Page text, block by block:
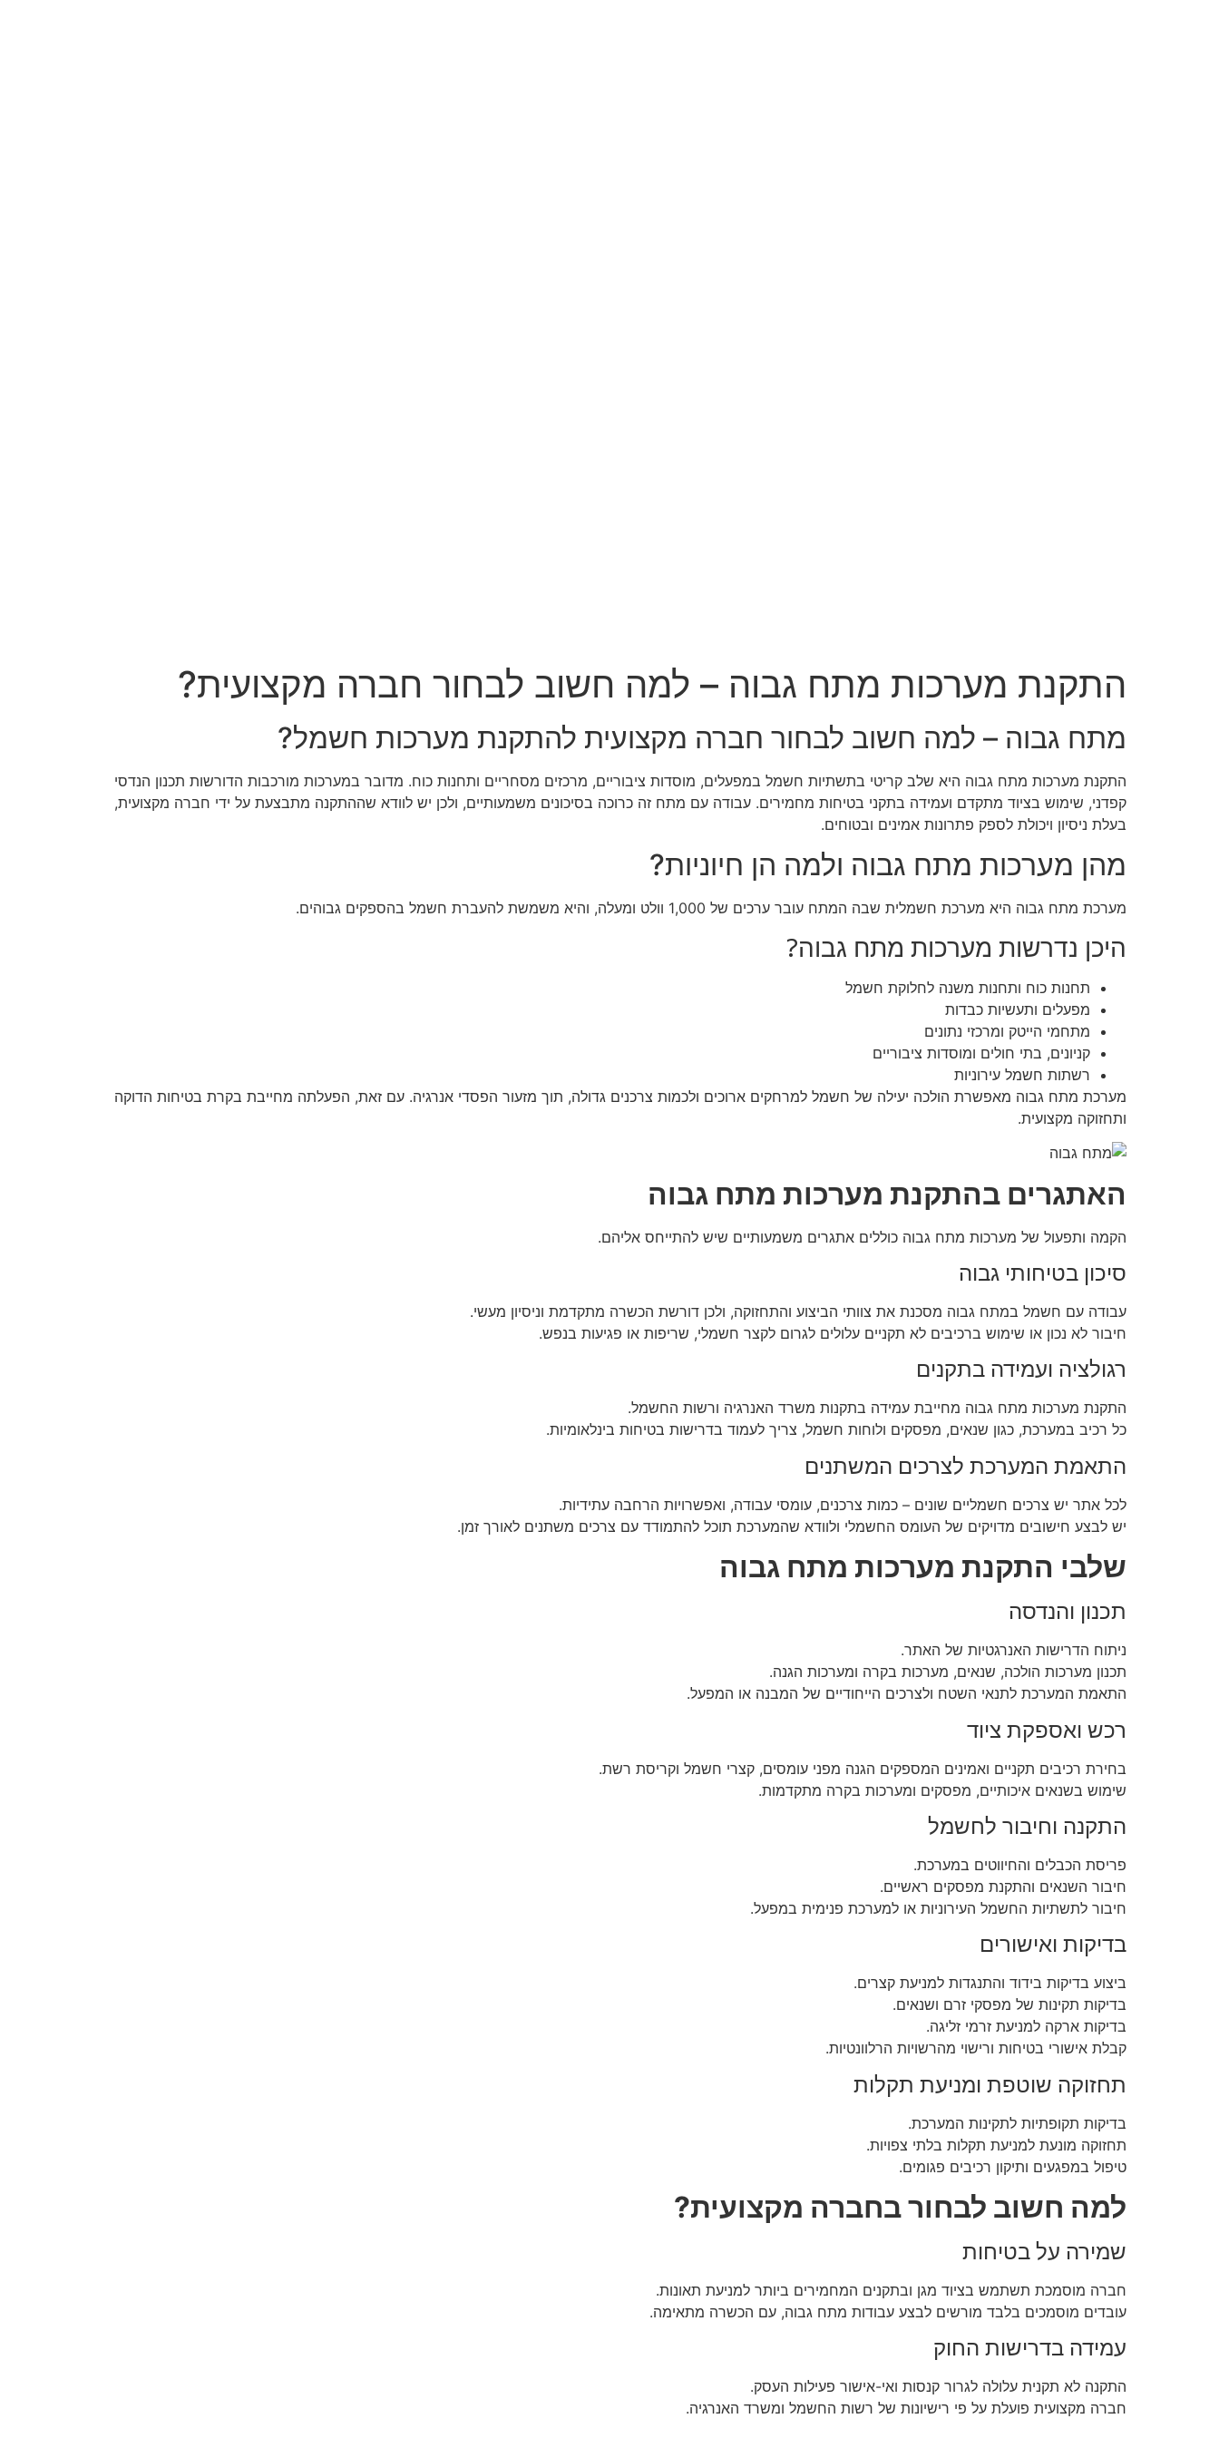
התקנת מערכות מתח גבוה – למה חשוב לבחור חברה מקצועית?
מתח גבוה – למה חשוב לבחור חברה מקצועית להתקנת מערכות חשמל?
התקנת מערכות מתח גבוה היא שלב קריטי בתשתיות חשמל במפעלים, מוסדות ציבוריים, מרכזים מסחריים ותחנות כוח. מדובר במערכות מורכבות הדורשות תכנון הנדסי
קפדני, שימוש בציוד מתקדם ועמידה בתקני בטיחות מחמירים. עבודה עם מתח זה כרוכה בסיכונים משמעותיים, ולכן יש לוודא שההתקנה מתבצעת על ידי חברה מקצועית,
בעלת ניסיון ויכולת לספק פתרונות אמינים ובטוחים.
מהן מערכות מתח גבוה ולמה הן חיוניות?
מערכת מתח גבוה היא מערכת חשמלית שבה המתח עובר ערכים של 1,000 וולט ומעלה, והיא משמשת להעברת חשמל בהספקים גבוהים.
היכן נדרשות מערכות מתח גבוה?
תחנות כוח ותחנות משנה לחלוקת חשמל
מפעלים ותעשיות כבדות
מתחמי הייטק ומרכזי נתונים
קניונים, בתי חולים ומוסדות ציבוריים
רשתות חשמל עירוניות
מערכת מתח גבוה מאפשרת הולכה יעילה של חשמל למרחקים ארוכים ולכמות צרכנים גדולה, תוך מזעור הפסדי אנרגיה. עם זאת, הפעלתה מחייבת בקרת בטיחות הדוקה
ותחזוקה מקצועית.
האתגרים בהתקנת מערכות מתח גבוה
הקמה ותפעול של מערכות מתח גבוה כוללים אתגרים משמעותיים שיש להתייחס אליהם.
סיכון בטיחותי גבוה
עבודה עם חשמל במתח גבוה מסכנת את צוותי הביצוע והתחזוקה, ולכן דורשת הכשרה מתקדמת וניסיון מעשי.
חיבור לא נכון או שימוש ברכיבים לא תקניים עלולים לגרום לקצר חשמלי, שריפות או פגיעות בנפש.
רגולציה ועמידה בתקנים
התקנת מערכות מתח גבוה מחייבת עמידה בתקנות משרד האנרגיה ורשות החשמל.
כל רכיב במערכת, כגון שנאים, מפסקים ולוחות חשמל, צריך לעמוד בדרישות בטיחות בינלאומיות.
התאמת המערכת לצרכים המשתנים
לכל אתר יש צרכים חשמליים שונים – כמות צרכנים, עומסי עבודה, ואפשרויות הרחבה עתידיות.
יש לבצע חישובים מדויקים של העומס החשמלי ולוודא שהמערכת תוכל להתמודד עם צרכים משתנים לאורך זמן.
שלבי התקנת מערכות מתח גבוה
תכנון והנדסה
ניתוח הדרישות האנרגטיות של האתר.
תכנון מערכות הולכה, שנאים, מערכות בקרה ומערכות הגנה.
התאמת המערכת לתנאי השטח ולצרכים הייחודיים של המבנה או המפעל.
רכש ואספקת ציוד
בחירת רכיבים תקניים ואמינים המספקים הגנה מפני עומסים, קצרי חשמל וקריסת רשת.
שימוש בשנאים איכותיים, מפסקים ומערכות בקרה מתקדמות.
התקנה וחיבור לחשמל
פריסת הכבלים והחיווטים במערכת.
חיבור השנאים והתקנת מפסקים ראשיים.
חיבור לתשתיות החשמל העירוניות או למערכת פנימית במפעל.
בדיקות ואישורים
ביצוע בדיקות בידוד והתנגדות למניעת קצרים.
בדיקות תקינות של מפסקי זרם ושנאים.
בדיקות ארקה למניעת זרמי זליגה.
קבלת אישורי בטיחות ורישוי מהרשויות הרלוונטיות.
תחזוקה שוטפת ומניעת תקלות
בדיקות תקופתיות לתקינות המערכת.
תחזוקה מונעת למניעת תקלות בלתי צפויות.
טיפול במפגעים ותיקון רכיבים פגומים.
למה חשוב לבחור בחברה מקצועית?
שמירה על בטיחות
חברה מוסמכת תשתמש בציוד מגן ובתקנים המחמירים ביותר למניעת תאונות.
עובדים מוסמכים בלבד מורשים לבצע עבודות מתח גבוה, עם הכשרה מתאימה.
עמידה בדרישות החוק
התקנה לא תקנית עלולה לגרור קנסות ואי-אישור פעילות העסק.
חברה מקצועית פועלת על פי רישיונות של רשות החשמל ומשרד האנרגיה.